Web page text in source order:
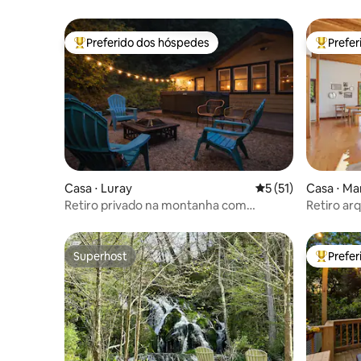
Entre os melhores preferidos dos hóspedes
Preferido dos hóspedes
Casa ⋅ Luray 5 de uma
5 (51)
Retiro privado na montanha com
Entre
Casa ⋅
Retiro
Superhost
Superhost Entre